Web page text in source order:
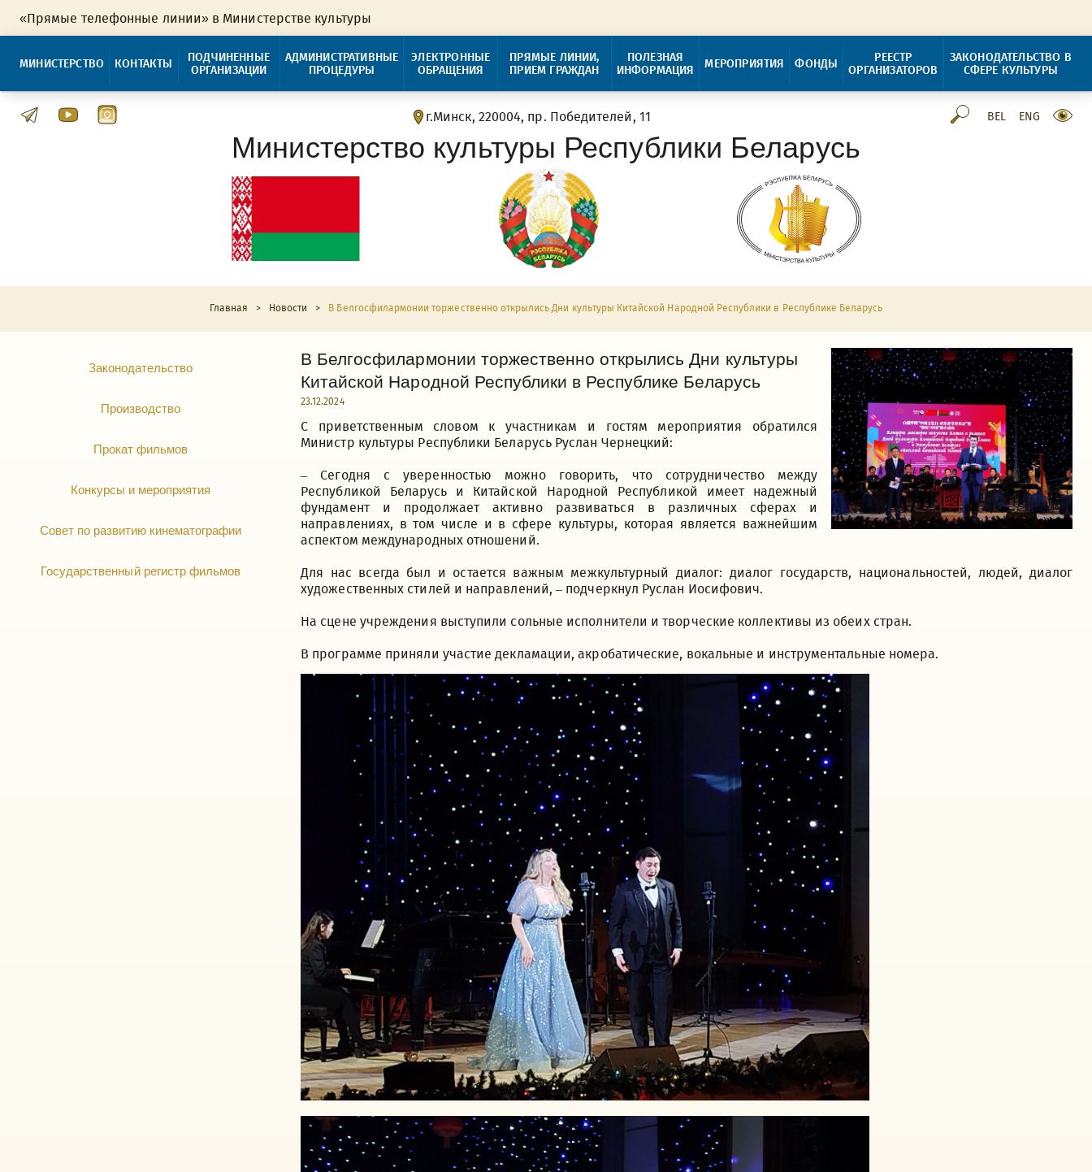
«Прямые телефонные линии» в Министерстве культуры
МИНИСТЕРСТВО КОНТАКТЫ
ПОДЧИНЕННЫЕ
ОРГАНИЗАЦИИ
АДМИНИСТРАТИВНЫЕ
ПРОЦЕДУРЫ
ЭЛЕКТРОННЫЕ
ОБРАЩЕНИЯ
ПРЯМЫЕ ЛИНИИ,
ПРИЕМ ГРАЖДАН
ПОЛЕЗНАЯ
ИНФОРМАЦИЯ
МЕРОПРИЯТИЯ ФОНДЫ
РЕЕСТР
ОРГАНИЗАТОРОВ
ЗАКОНОДАТЕЛЬСТВО В
СФЕРЕ КУЛЬТУРЫ
г.Минск, 220004, пр. Победителей, 11 BEL ENG
Министерство культуры Республики Беларусь
Главная > Новости > В Белгосфилармонии торжественно открылись Дни культуры Китайской Народной Республики в Республике Беларусь
Законодательство
Производство
Прокат фильмов
Конкурсы и мероприятия
Совет по развитию кинематографии
Государственный регистр фильмов
В Белгосфилармонии торжественно открылись Дни культуры
Китайской Народной Республики в Республике Беларусь
23.12.2024
С приветственным словом к участникам и гостям мероприятия обратился
Министр культуры Республики Беларусь Руслан Чернецкий:
– Сегодня с уверенностью можно говорить, что сотрудничество между
Республикой Беларусь и Китайской Народной Республикой имеет надежный
фундамент и продолжает активно развиваться в различных сферах и
направлениях, в том числе и в сфере культуры, которая является важнейшим
аспектом международных отношений.
Для нас всегда был и остается важным межкультурный диалог: диалог государств, национальностей, людей, диалог
художественных стилей и направлений, – подчеркнул Руслан Иосифович.
На сцене учреждения выступили сольные исполнители и творческие коллективы из обеих стран.
В программе приняли участие декламации, акробатические, вокальные и инструментальные номера.